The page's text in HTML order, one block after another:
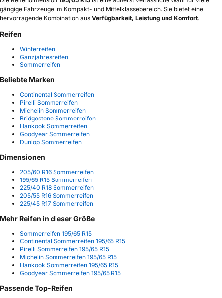
gängige Fahrzeuge im Kompakt- und Mittelklassebereich. Sie bietet eine
hervorragende Kombination aus Verfügbarkeit, Leistung und Komfort.
Reifen
Winterreifen
Ganzjahresreifen
Sommerreifen
Beliebte Marken
Continental Sommerreifen
Pirelli Sommerreifen
Michelin Sommerreifen
Bridgestone Sommerreifen
Hankook Sommerreifen
Goodyear Sommerreifen
Dunlop Sommerreifen
Dimensionen
205/60 R16 Sommerreifen
195/65 R15 Sommerreifen
225/40 R18 Sommerreifen
205/55 R16 Sommerreifen
225/45 R17 Sommerreifen
Mehr Reifen in dieser Größe
Sommerreifen 195/65 R15
Continental Sommerreifen 195/65 R15
Pirelli Sommerreifen 195/65 R15
Michelin Sommerreifen 195/65 R15
Hankook Sommerreifen 195/65 R15
Goodyear Sommerreifen 195/65 R15
Passende Top-Reifen